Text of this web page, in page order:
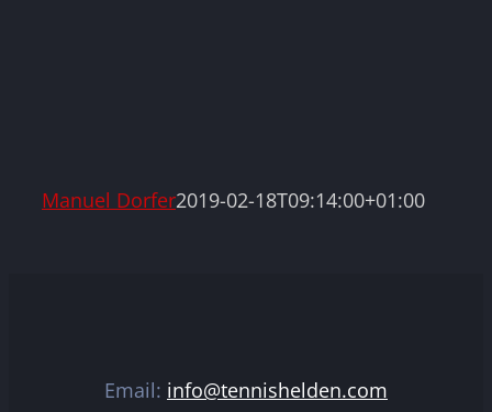
Manuel Dorfer2019-02-18T09:14:00+01:00
Email: info@tennishelden.com